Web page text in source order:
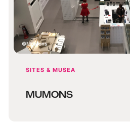
MuMons
SITES & MUSEA
MUMONS